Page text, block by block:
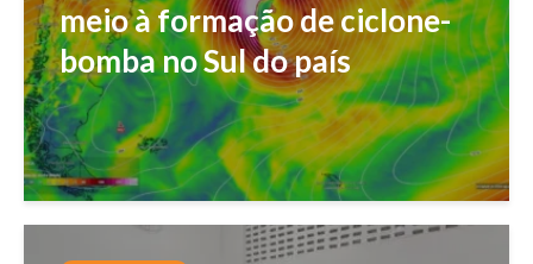
meio à formação de ciclone-
bomba no Sul do país